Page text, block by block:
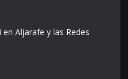
en Aljarafe y las Redes